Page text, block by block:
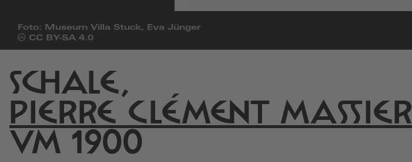
Foto: Museum Villa Stuck, Eva Jünger
CC BY-SA 4.0Öffnet
die
von
Creative
Commons
in
einem
neuen
Fenster
SCHALE,
PIERRE CLÉMENT MASSIER
UM 1900